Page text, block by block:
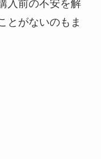
入前の不安を解
とがないのもま